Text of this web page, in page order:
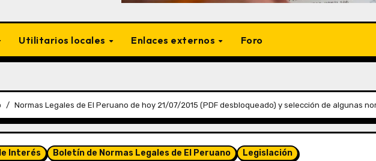
Utilitarios locales Enlaces externos Foro
Normas Legales de El Peruano de hoy 21/07/2015 (PDF desbloqueado) y selección de algunas
Interés Boletín de Normas Legales de El Peruano Legislación